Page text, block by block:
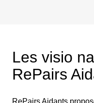
Les visio
RePairs
RePairs Aidants